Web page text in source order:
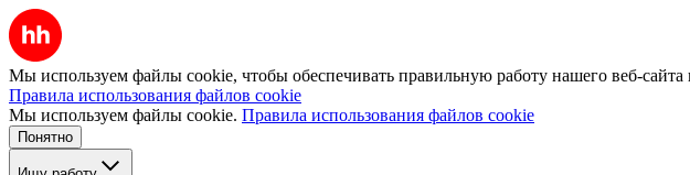
Мы используем файлы cookie, чтобы обеспечивать правильную работу нашего веб-сайта
Правила использования файлов cookie
Мы используем файлы cookie. Правила использования файлов cookie
Понятно